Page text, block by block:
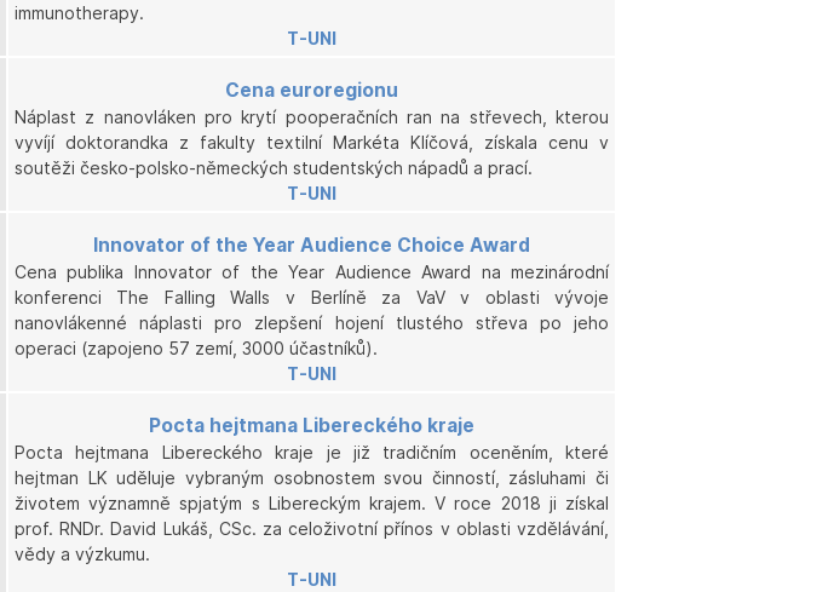
immunotherapy.
T-UNI
Cena euroregionu
Náplast z nanovláken pro krytí pooperačních ran na střevech, kterou
vyvíjí doktorandka z fakulty textilní Markéta Klíčová, získala cenu v
soutěži česko-polsko-německých studentských nápadů a prací.
T-UNI
Innovator of the Year Audience Choice Award
Cena publika Innovator of the Year Audience Award na mezinárodní
konferenci The Falling Walls v Berlíně za VaV v oblasti vývoje
nanovlákenné náplasti pro zlepšení hojení tlustého střeva po jeho
operaci (zapojeno 57 zemí, 3000 účastníků).
T-UNI
Pocta hejtmana Libereckého kraje
Pocta hejtmana Libereckého kraje je již tradičním oceněním, které
hejtman LK uděluje vybraným osobnostem svou činností, zásluhami či
životem významně spjatým s Libereckým krajem. V roce 2018 ji získal
prof. RNDr. David Lukáš, CSc. za celoživotní přínos v oblasti vzdělávání,
vědy a výzkumu.
T-UNI